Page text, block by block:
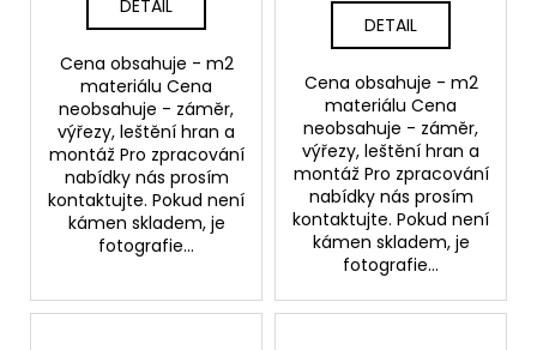
DETAIL
Cena obsahuje - m2
materiálu Cena
neobsahuje - záměr,
výřezy, leštění hran a
montáž Pro zpracování
nabídky nás prosím
kontaktujte. Pokud není
kámen skladem, je
fotografie...
DETAIL
Cena obsahuje - m2
materiálu Cena
neobsahuje - záměr,
výřezy, leštění hran a
montáž Pro zpracování
nabídky nás prosím
kontaktujte. Pokud není
kámen skladem, je
fotografie...